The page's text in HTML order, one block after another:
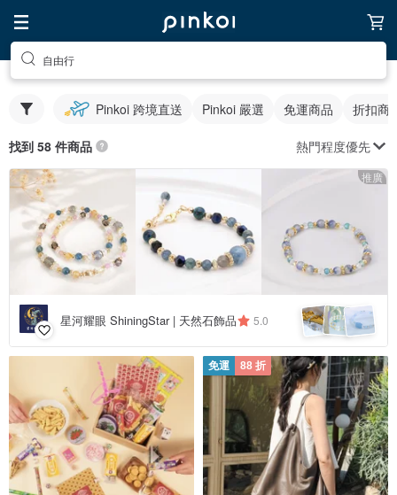
自由行
Pinkoi 跨境直送 Pinkoi 嚴選 免運商品 折扣商
找到 58 件商品 熱門程度優先
推廣
星河耀眼 ShiningStar | 天然石飾品 5.0
免運 88 折